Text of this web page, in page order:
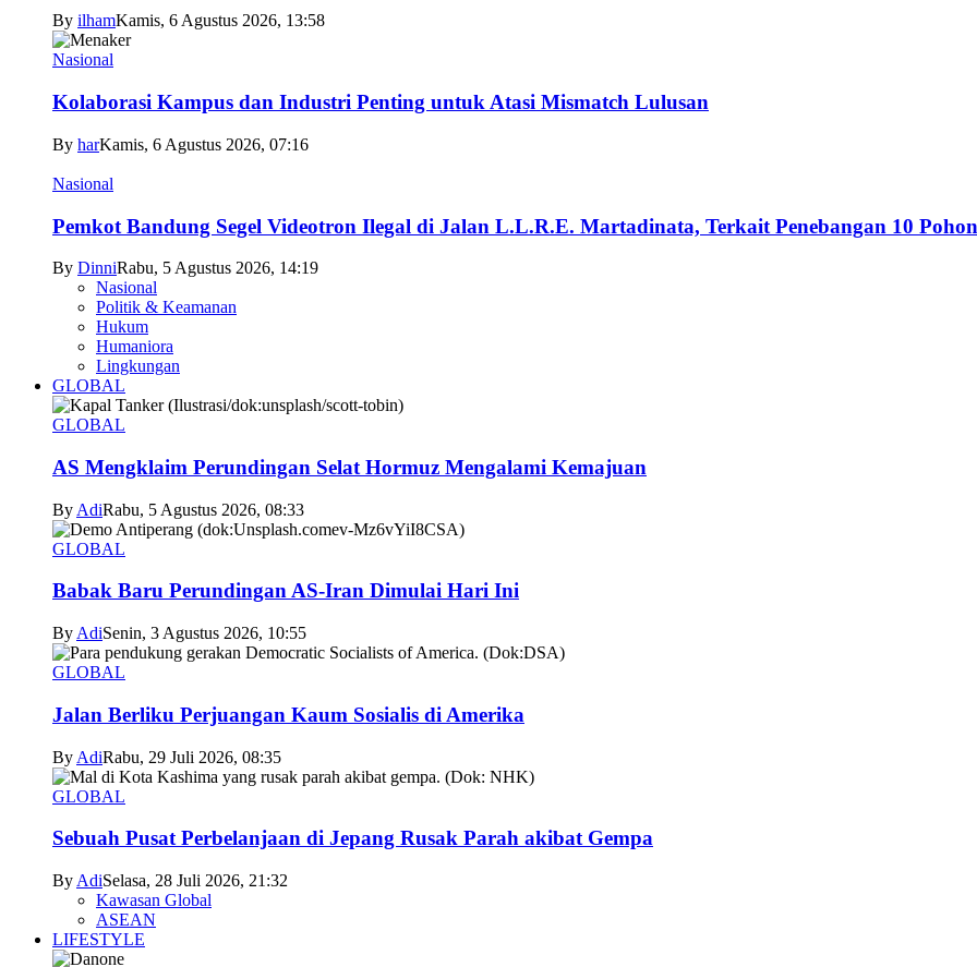
By ilhamKamis, 6 Agustus 2026, 13:58
Nasional
Kolaborasi Kampus dan Industri Penting untuk Atasi Mismatch Lulusan
By harKamis, 6 Agustus 2026, 07:16
Nasional
Pemkot Bandung Segel Videotron Ilegal di Jalan L.L.R.E. Martadinata, Terkait Penebangan 10 Pohon
By DinniRabu, 5 Agustus 2026, 14:19
Nasional
Politik & Keamanan
Hukum
Humaniora
Lingkungan
GLOBAL
GLOBAL
AS Mengklaim Perundingan Selat Hormuz Mengalami Kemajuan
By AdiRabu, 5 Agustus 2026, 08:33
GLOBAL
Babak Baru Perundingan AS-Iran Dimulai Hari Ini
By AdiSenin, 3 Agustus 2026, 10:55
GLOBAL
Jalan Berliku Perjuangan Kaum Sosialis di Amerika
By AdiRabu, 29 Juli 2026, 08:35
GLOBAL
Sebuah Pusat Perbelanjaan di Jepang Rusak Parah akibat Gempa
By AdiSelasa, 28 Juli 2026, 21:32
Kawasan Global
ASEAN
LIFESTYLE